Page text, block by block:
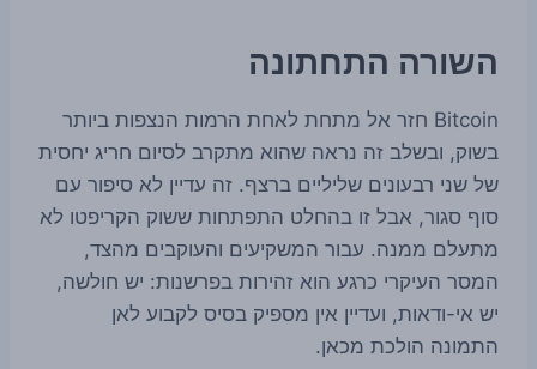
השורה התחתונה
Bitcoin חזר אל מתחת לאחת הרמות הנצפות ביותר
בשוק, ובשלב זה נראה שהוא מתקרב לסיום חריג יחסית
של שני רבעונים שליליים ברצף. זה עדיין לא סיפור עם
סוף סגור, אבל זו בהחלט התפתחות ששוק הקריפטו לא
מתעלם ממנה. עבור המשקיעים והעוקבים מהצד,
המסר העיקרי כרגע הוא זהירות בפרשנות: יש חולשה,
יש אי-ודאות, ועדיין אין מספיק בסיס לקבוע לאן
התמונה הולכת מכאן.